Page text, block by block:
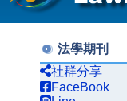
法學期刊
社群分享
FaceBook